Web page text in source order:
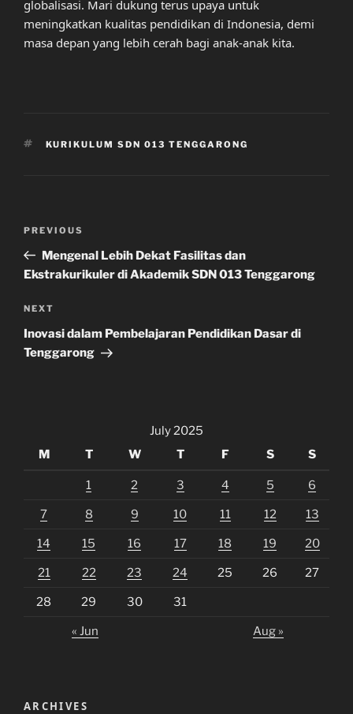
globalisasi. Mari dukung terus upaya untuk
meningkatkan kualitas pendidikan di Indonesia, demi
masa depan yang lebih cerah bagi anak-anak kita.
TAGS
KURIKULUM SDN 013 TENGGARONG
Previous
Post
PREVIOUS
Mengenal Lebih Dekat Fasilitas dan
Ekstrakurikuler di Akademik SDN 013 Tenggarong
Next
Post
NEXT
Inovasi dalam Pembelajaran Pendidikan Dasar di
Tenggarong
July 2025
M
T W T F S S
1 2 3 4 5 6
7 8 9 10 11 12 13
14 15 16 17 18 19 20
21 22 23 24 25 26 27
28 29 30 31
« Jun Aug »
ARCHIVES